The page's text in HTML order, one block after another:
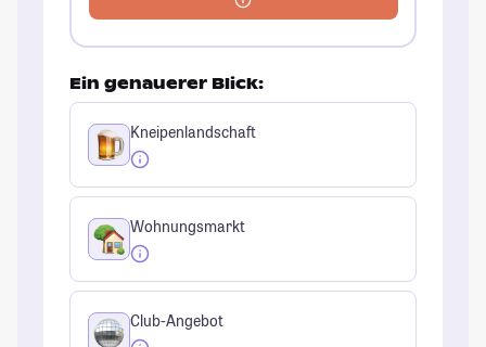
Ein genauerer Blick:
Kneipenlandschaft
Wohnungsmarkt
Club-Angebot